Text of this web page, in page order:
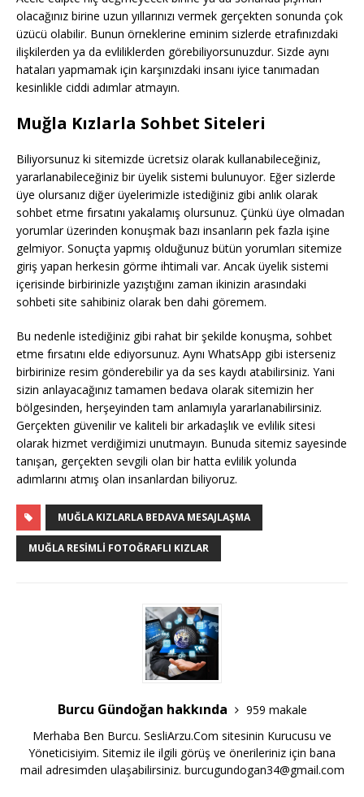
olacağınız birine uzun yıllarınızı vermek gerçekten sonunda çok
üzücü olabilir. Bunun örneklerine eminim sizlerde etrafınızdaki
ilişkilerden ya da evliliklerden görebiliyorsunuzdur. Sizde aynı
hataları yapmamak için karşınızdaki insanı iyice tanımadan
kesinlikle ciddi adımlar atmayın.
Muğla Kızlarla Sohbet Siteleri
Biliyorsunuz ki sitemizde ücretsiz olarak kullanabileceğiniz,
yararlanabileceğiniz bir üyelik sistemi bulunuyor. Eğer sizlerde
üye olursanız diğer üyelerimizle istediğiniz gibi anlık olarak
sohbet etme fırsatını yakalamış olursunuz. Çünkü üye olmadan
yorumlar üzerinden konuşmak bazı insanların pek fazla işine
gelmiyor. Sonuçta yapmış olduğunuz bütün yorumları sitemize
giriş yapan herkesin görme ihtimali var. Ancak üyelik sistemi
içerisinde birbirinizle yazıştığını zaman ikinizin arasındaki
sohbeti site sahibiniz olarak ben dahi göremem.
Bu nedenle istediğiniz gibi rahat bir şekilde konuşma, sohbet
etme fırsatını elde ediyorsunuz. Aynı WhatsApp gibi isterseniz
birbirinize resim gönderebilir ya da ses kaydı atabilirsiniz. Yani
sizin anlayacağınız tamamen bedava olarak sitemizin her
bölgesinden, herşeyinden tam anlamıyla yararlanabilirsiniz.
Gerçekten güvenilir ve kaliteli bir arkadaşlık ve evlilik sitesi
olarak hizmet verdiğimizi unutmayın. Bunuda sitemiz sayesinde
tanışan, gerçekten sevgili olan bir hatta evlilik yolunda
adımlarını atmış olan insanlardan biliyoruz.
MUĞLA KIZLARLA BEDAVA MESAJLAŞMA
MUĞLA RESIMLI FOTOĞRAFLI KIZLAR
Burcu Gündoğan hakkında
959 makale
Merhaba Ben Burcu. SesliArzu.Com sitesinin Kurucusu ve
Yöneticisiyim. Sitemiz ile ilgili görüş ve önerileriniz için bana
mail adresimden ulaşabilirsiniz. burcugundogan34@gmail.com